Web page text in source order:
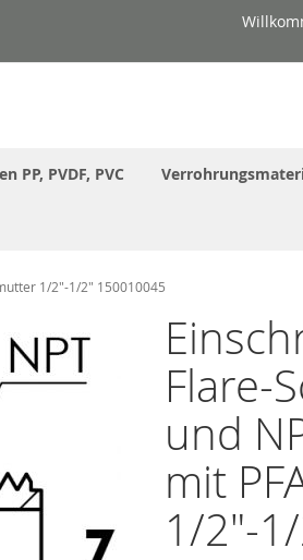
PP, PVDF, PVC
1/2"-1/2" 150010045
Flare-
und
mit
1/2"-